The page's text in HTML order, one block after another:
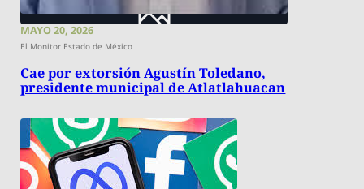
MAYO 20, 2026
El Monitor Estado de México
Cae por extorsión Agustín Toledano,
presidente municipal de Atlatlahuacan